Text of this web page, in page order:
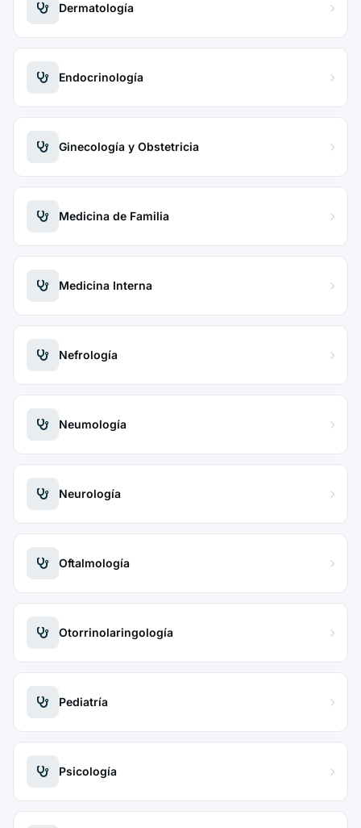
Dermatología
Endocrinología
Ginecología y Obstetricia
Medicina de Familia
Medicina Interna
Nefrología
Neumología
Neurología
Oftalmología
Otorrinolaringología
Pediatría
Psicología